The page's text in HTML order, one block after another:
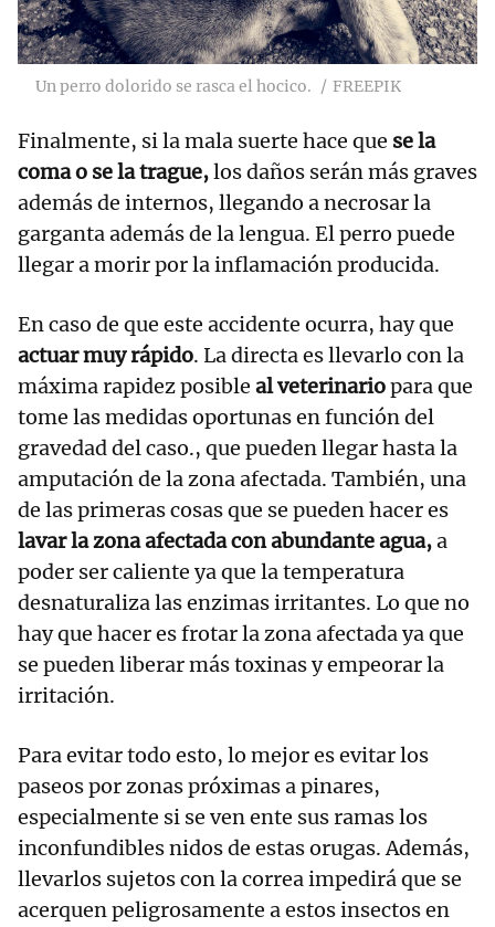
Un perro dolorido se rasca el hocico. FREEPIK
Finalmente, si la mala suerte hace que se la
coma o se la trague,los daños serán más graves
además de internos, llegando a necrosar la
garganta además de la lengua. El perro puede
llegar a morir por la inflamación producida.
En caso de que este accidente ocurra, hay que
actuar muy rápido. La directa es llevarlo con la
máxima rapidez posible al veterinariopara que
tome las medidas oportunas en función del
gravedad del caso., que pueden llegar hasta la
amputación de la zona afectada. También, una
de las primeras cosas que se pueden hacer es
lavar la zona afectada con abundante agua,a
poder ser caliente ya que la temperatura
desnaturaliza las enzimas irritantes. Lo que no
hay que hacer es frotar la zona afectada ya que
se pueden liberar más toxinas y empeorar la
irritación.
Para evitar todo esto, lo mejor es evitar los
paseos por zonas próximas a pinares,
especialmente si se ven ente sus ramas los
inconfundibles nidos de estas orugas. Además,
llevarlos sujetos con la correa impedirá que se
acerquen peligrosamente a estos insectos en